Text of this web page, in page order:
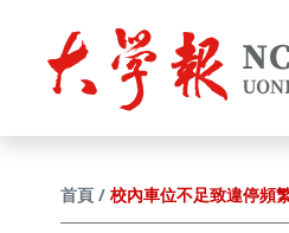
首頁 校內車位不足致違停頻